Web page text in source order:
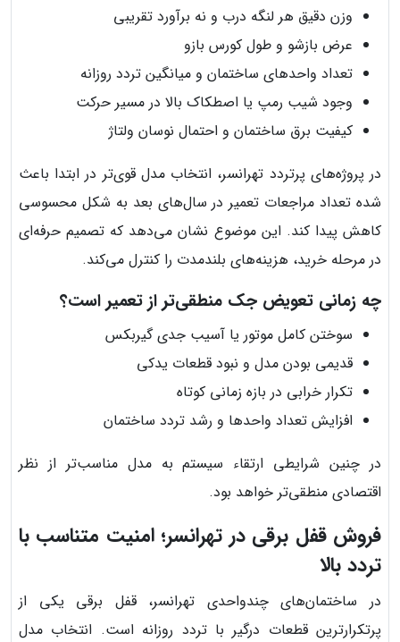
وزن دقیق هر لنگه درب و نه برآورد تقریبی
عرض بازشو و طول کورس بازو
تعداد واحدهای ساختمان و میانگین تردد روزانه
وجود شیب رمپ یا اصطکاک بالا در مسیر حرکت
کیفیت برق ساختمان و احتمال نوسان ولتاژ
در پروژه‌های پرتردد تهرانسر، انتخاب مدل قوی‌تر در ابتدا باعث
شده تعداد مراجعات تعمیر در سال‌های بعد به شکل محسوسی
کاهش پیدا کند. این موضوع نشان می‌دهد که تصمیم حرفه‌ای
در مرحله خرید، هزینه‌های بلندمدت را کنترل می‌کند.
چه زمانی تعویض جک منطقی‌تر از تعمیر است؟
سوختن کامل موتور یا آسیب جدی گیربکس
قدیمی بودن مدل و نبود قطعات یدکی
تکرار خرابی در بازه زمانی کوتاه
افزایش تعداد واحدها و رشد تردد ساختمان
در چنین شرایطی ارتقاء سیستم به مدل مناسب‌تر از نظر
اقتصادی منطقی‌تر خواهد بود.
فروش قفل برقی در تهرانسر؛ امنیت متناسب با
تردد بالا
در ساختمان‌های چندواحدی تهرانسر، قفل برقی یکی از
پرتکرارترین قطعات درگیر با تردد روزانه است. انتخاب مدل